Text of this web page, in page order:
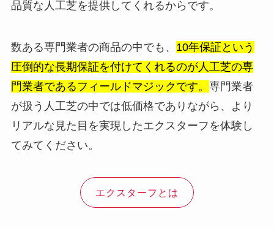
品質な人工芝を提供してくれるからです。
数ある専門業者の商品の中でも、 10年保証という
圧倒的な長期保証を付けてくれるのが人工芝の専
門業者であるフィールドマジックです。 専門業者
が扱う人工芝の中では低価格でありながら、より
リアルな見た目を実現したエクスターフを体験し
てみてください。
エクスターフとは